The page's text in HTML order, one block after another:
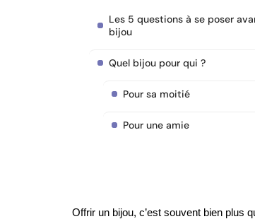
Les 5 questions à se poser
bijou
Quel bijou pour qui ?
Pour sa moitié
Pour une amie
Offrir un bijou, c’est souvent bien plus